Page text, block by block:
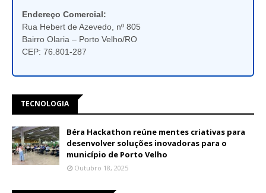
Endereço Comercial:
Rua Hebert de Azevedo, nº 805
Bairro Olaria – Porto Velho/RO
CEP: 76.801-287
TECNOLOGIA
Béra Hackathon reúne mentes criativas para
desenvolver soluções inovadoras para o
município de Porto Velho
Outubro 18, 2025